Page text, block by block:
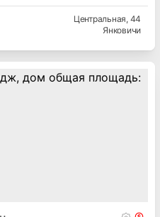
Центральная, 44
Янковичи